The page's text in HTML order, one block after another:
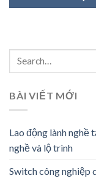
BÀI VIẾT MỚI
Lao động lành
nghề và lộ trình
Switch công nghiệp